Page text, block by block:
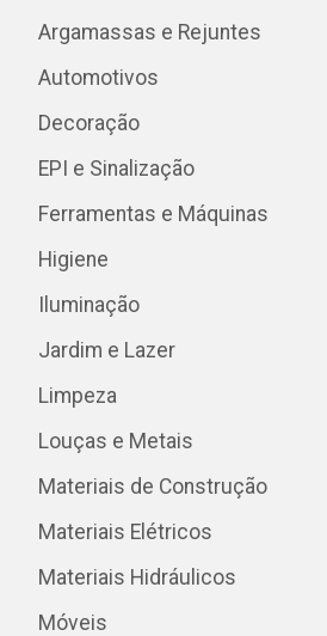
Argamassas e Rejuntes
Automotivos
Decoração
EPI e Sinalização
Ferramentas e Máquinas
Higiene
Iluminação
Jardim e Lazer
Limpeza
Louças e Metais
Materiais de Construção
Materiais Elétricos
Materiais Hidráulicos
Móveis